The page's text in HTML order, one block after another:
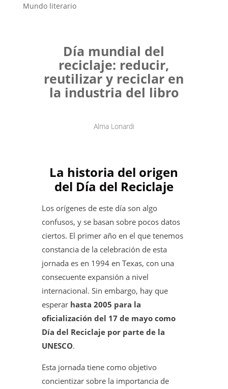
Mundo literario
Día mundial del
reciclaje: reducir,
reutilizar y reciclar en
la industria del libro
Alma Lonardi
La historia del origen
del Día del Reciclaje
Los orígenes de este día son algo
confusos, y se basan sobre pocos datos
ciertos. El primer año en el que tenemos
constancia de la celebración de esta
jornada es en 1994 en Texas, con una
consecuente expansión a nivel
internacional. Sin embargo, hay que
esperar hasta 2005 para la
oficialización del 17 de mayo como
Día del Reciclaje por parte de la
UNESCO.
Esta jornada tiene como objetivo
concientizar sobre la importancia de